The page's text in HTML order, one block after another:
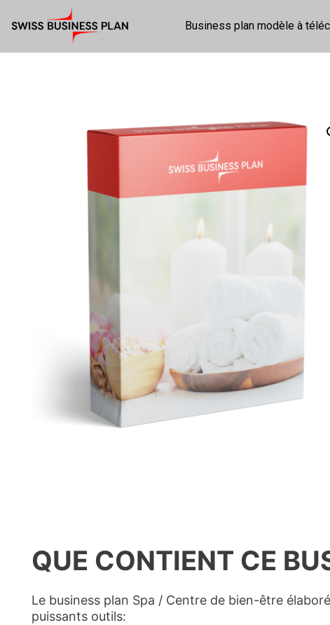
Business plan modèle à
QUE CONTIENT CE
Le business plan Spa / Centre de bien-être
puissants outils: